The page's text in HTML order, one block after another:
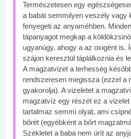
Természetesen egy
a babát semmilyen veszély vagy
fenyegeti az anyaméhben.
tápanyagot megkap a
ugyanúgy, ahogy a az oxigént is.
szájon keresztül táplálkoznia és
A magzatvizet a terhesség
rendszeresen megissza (ezzel a
gyakorolja). A vizeletet a
magzatvíz egy részét ez a
tartalmaz semmi olyat, ami
bőrét (egyébként a bőrt
Székletet a baba nem ürít az